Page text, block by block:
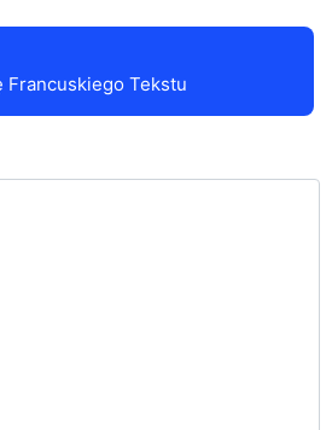
Francuskiego Tekstu